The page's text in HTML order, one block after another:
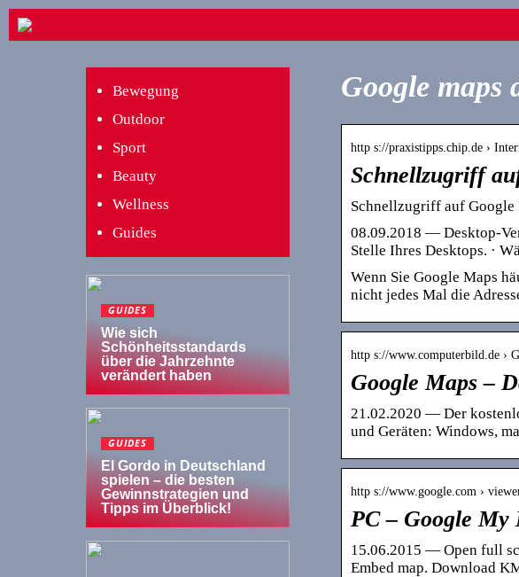
Google maps
http s://praxistipps.chip.de ›
Schnellzugriff
Schnellzugriff auf Google
08.09.2018 — Desktop-
Stelle Ihres Desktops. ·
Wenn Sie Google Maps
nicht jedes Mal die
http s://www.computerbild.de ›
Google Maps –
21.02.2020 — Der
und Geräten: Windows,
http s://www.google.com ›
PC – Google My
15.06.2015 — Open full
Embed map. Download
Bewegung
Outdoor
Sport
Beauty
Wellness
Guides
GUIDES
Wie sich
Schönheitsstandards
über die Jahrzehnte
verändert haben
GUIDES
El Gordo in Deutschland
spielen – die besten
Gewinnstrategien und
Tipps im Überblick!